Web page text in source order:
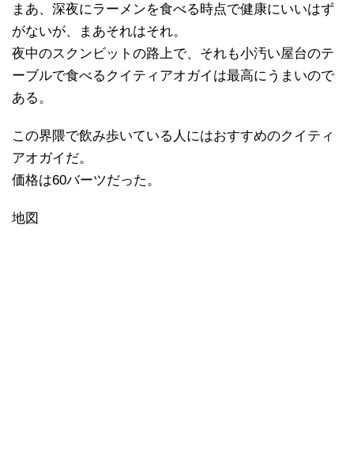
まあ、深夜にラーメンを食べる時点で健康にいいはず
がないが、まあそれはそれ。
夜中のスクンビットの路上で、それも小汚い屋台のテ
ーブルで食べるクイティアオガイは最高にうまいので
ある。
この界隈で飲み歩いている人にはおすすめのクイティ
アオガイだ。
価格は60バーツだった。
地図